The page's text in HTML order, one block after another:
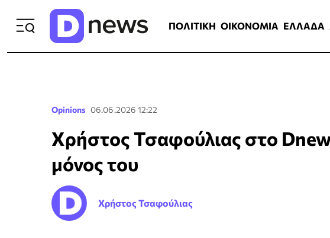
ΠΟΛΙΤΙΚΗ ΟΙΚΟΝΟΜΙΑ ΕΛΛΑΔΑ
Opinions 06.06.2026 12:22
Χρήστος Τσαφούλιας στο
μόνος του
Χρήστος Τσαφούλιας